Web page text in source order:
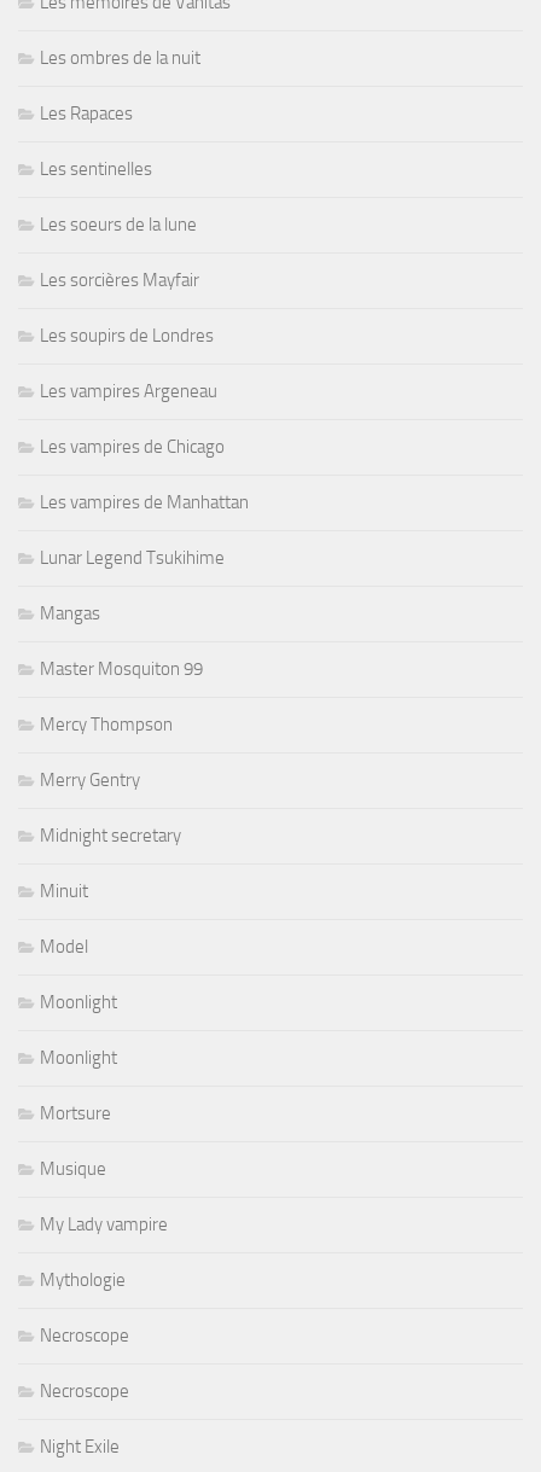
Les ombres de la nuit
Les Rapaces
Les sentinelles
Les soeurs de la lune
Les sorcières Mayfair
Les soupirs de Londres
Les vampires Argeneau
Les vampires de Chicago
Les vampires de Manhattan
Lunar Legend Tsukihime
Mangas
Master Mosquiton 99
Mercy Thompson
Merry Gentry
Midnight secretary
Minuit
Model
Moonlight
Moonlight
Mortsure
Musique
My Lady vampire
Mythologie
Necroscope
Necroscope
Night Exile